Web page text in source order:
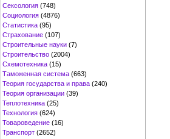
Сексология (748)
Социология (4876)
Статистика (95)
Страхование (107)
Строительные науки (7)
Строительство (2004)
Схемотехника (15)
Таможенная система (663)
Теория государства и права (240)
Теория организации (39)
Теплотехника (25)
Технология (624)
Товароведение (16)
Транспорт (2652)